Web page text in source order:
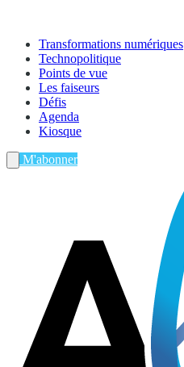
Transformations numériques
Technopolitique
Points de vue
Les faiseurs
Défis
Agenda
Kiosque
M'abonner